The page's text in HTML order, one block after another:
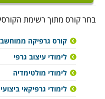
בחר קורס מתוך רשימת
קורס גרפיקה
לימודי עיצוב גרפי
לימודי מולטימדיה
לימודי גרפיקאי